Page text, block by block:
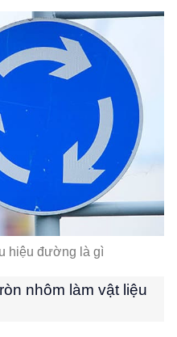
hiệu đường là gì
nhôm làm vật liệu